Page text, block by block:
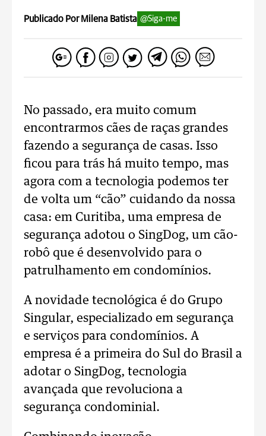
Publicado Por Milena Batista @Siga-me
No passado, era muito comum
encontrarmos cães de raças grandes
fazendo a segurança de casas. Isso
ficou para trás há muito tempo, mas
agora com a tecnologia podemos ter
de volta um “cão” cuidando da nossa
casa: em Curitiba, uma empresa de
segurança adotou o SingDog, um cão-
robô que é desenvolvido para o
patrulhamento em condomínios.
A novidade tecnológica é do Grupo
Singular, especializado em segurança
e serviços para condomínios. A
empresa é a primeira do Sul do Brasil a
adotar o SingDog, tecnologia
avançada que revoluciona a
segurança condominial.